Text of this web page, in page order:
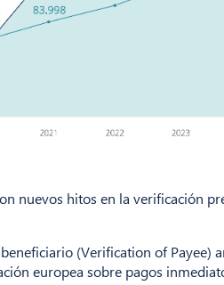
nuevos hitos en la verificación
(Verification of Payee)
europea sobre pagos